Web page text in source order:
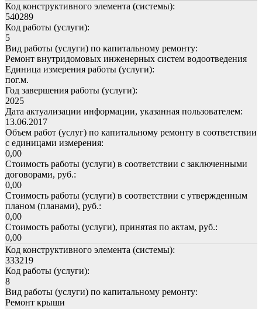
Код конструктивного элемента (системы):
540289
Код работы (услуги):
5
Вид работы (услуги) по капитальному ремонту:
Ремонт внутридомовых инженерных систем водоотведения
Единица измерения работы (услуги):
пог.м.
Год завершения работы (услуги):
2025
Дата актуализации информации, указанная пользователем:
13.06.2017
Объем работ (услуг) по капитальному ремонту в соответствии
с единицами измерения:
0,00
Стоимость работы (услуги) в соответствии с заключенными
договорами, руб.:
0,00
Стоимость работы (услуги) в соответствии с утвержденным
планом (планами), руб.:
0,00
Стоимость работы (услуги), принятая по актам, руб.:
0,00
Код конструктивного элемента (системы):
333219
Код работы (услуги):
8
Вид работы (услуги) по капитальному ремонту:
Ремонт крыши